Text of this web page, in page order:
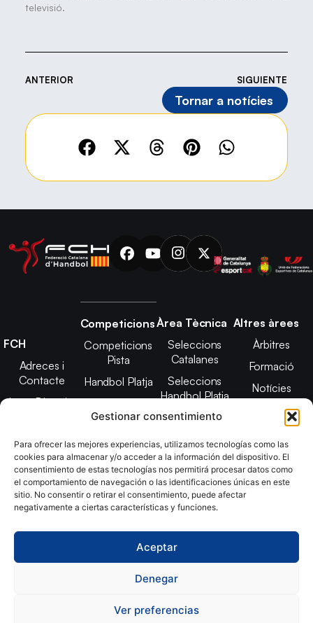
Gestionar consentimiento
Para ofrecer las mejores experiencias, utilizamos tecnologías como las
cookies para almacenar y/o acceder a la información del dispositivo. El
consentimiento de estas tecnologías nos permitirá procesar datos como
el comportamiento de navegación o las identificaciones únicas en este
sitio. No consentir o retirar el consentimiento, puede afectar
negativamente a ciertas características y funciones.
Aceptar
Denegar
Ver preferencias
televisió.
ANTERIOR SIGUIENTE
Tornar a notícies
FCH
Adreces i
Contacte
Junta Directiva
2025
Estatuts
Transparència
Imatge
Competicions
Competicions
Pista
Handbol Platja
Àrea Tècnica
Seleccions
Catalanes
Seleccions
Handbol Platja
Tecnificació
CATH
Promoció
Altres àrees
Àrbitres
Formació
Notícies
Adreces de
contacte
Copyright © 2024, Federació Catalana d´Handbol. Desarrollado
porTOOOLS
Política de CookiesPolítica de Privacidad